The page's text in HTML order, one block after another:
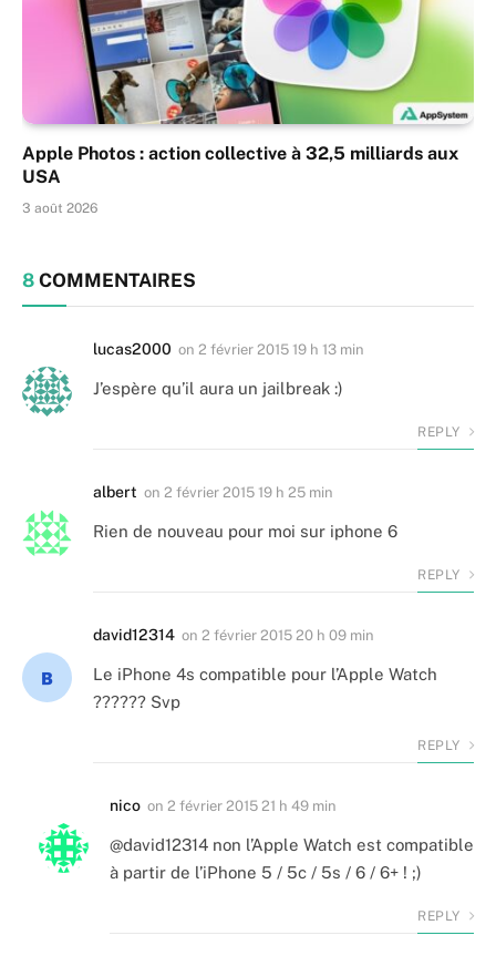
Apple Photos : action collective à 32,5 milliards aux
USA
3 août 2026
8 COMMENTAIRES
lucas2000 on 2 février 2015 19 h 13 min
J’espère qu’il aura un jailbreak :)
REPLY
albert on 2 février 2015 19 h 25 min
Rien de nouveau pour moi sur iphone 6
REPLY
david12314 on 2 février 2015 20 h 09 min
Le iPhone 4s compatible pour l’Apple Watch
?????? Svp
REPLY
nico on 2 février 2015 21 h 49 min
@david12314 non l’Apple Watch est compatible
à partir de l’iPhone 5 / 5c / 5s / 6 / 6+ ! ;)
REPLY